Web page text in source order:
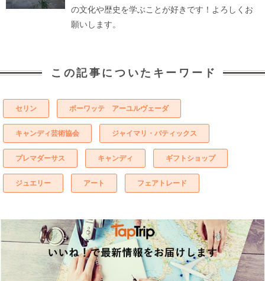
の文化や歴史を学ぶことが好きです！よろしくお
願いします。
この記事についたキーワード
セリン ボーワッテ アーユルヴェーダ
キャンディ芸術協会 ジャイマリ・バティックス
プレマダーサス キャンディ ギフトショップ
ジュエリー アート フェアトレード